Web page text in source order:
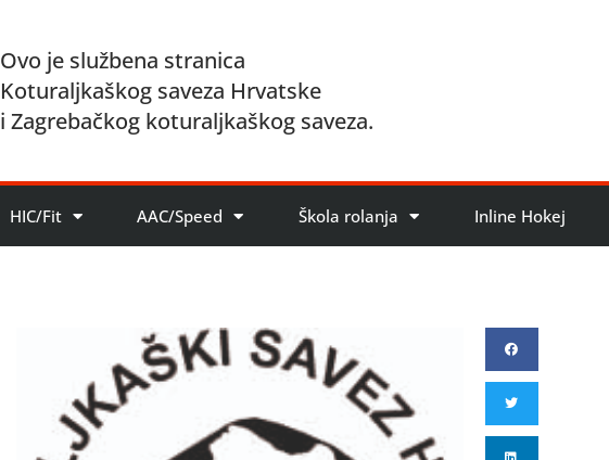
Ovo je službena stranica
Koturaljkaškog saveza Hrvatske
i Zagrebačkog koturaljkaškog saveza.
HIC/Fit AAC/Speed Škola rolanja Inline Hokej